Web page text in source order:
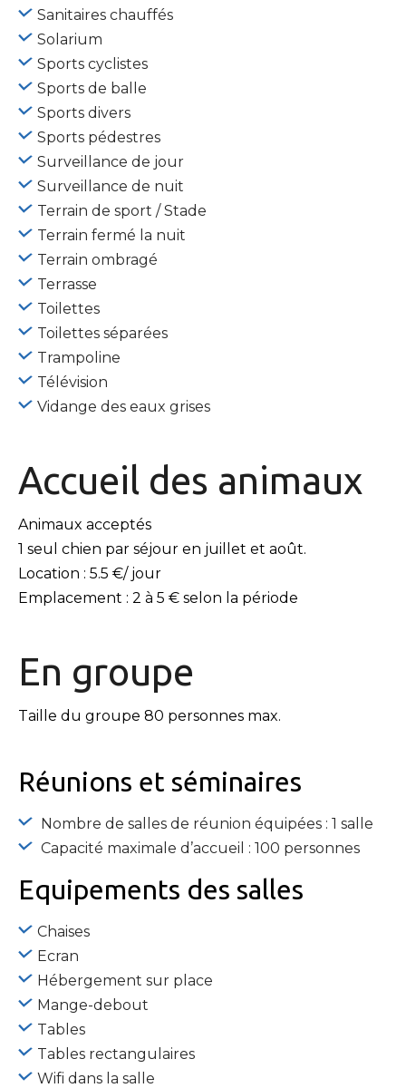
Sanitaires chauffés
Solarium
Sports cyclistes
Sports de balle
Sports divers
Sports pédestres
Surveillance de jour
Surveillance de nuit
Terrain de sport / Stade
Terrain fermé la nuit
Terrain ombragé
Terrasse
Toilettes
Toilettes séparées
Trampoline
Télévision
Vidange des eaux grises
Accueil des animaux
Animaux acceptés
1 seul chien par séjour en juillet et août.
Location : 5.5 €/ jour
Emplacement : 2 à 5 € selon la période
En groupe
Taille du groupe 80 personnes max.
Réunions et séminaires
Nombre de salles de réunion équipées : 1 salle
Capacité maximale d’accueil : 100 personnes
Equipements des salles
Chaises
Ecran
Hébergement sur place
Mange-debout
Tables
Tables rectangulaires
Wifi dans la salle